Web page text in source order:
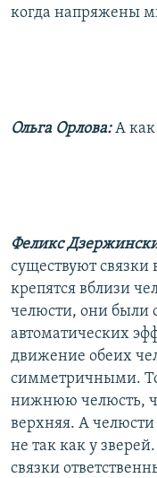
когда напряжены
Ольга Орлова:А как
Феликс
существуют связки
крепятся вблизи
челюсти, они были
автоматических
движение обеих
симметричными. То
нижнюю челюсть,
верхняя. А
не так как у
связки